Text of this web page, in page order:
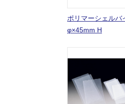
ポリマーシェルバ
φ×45mm H